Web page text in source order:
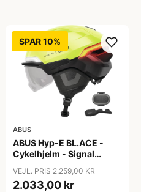
SPAR 10%
ABUS
ABUS Hyp-E BL.ACE -
Cykelhjelm - Signal
VEJL. PRIS 2.259,00 KR
2.033,00 kr